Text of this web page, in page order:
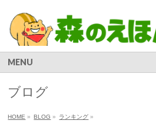
MENU
ブログ
HOME » BLOG » ランキング »